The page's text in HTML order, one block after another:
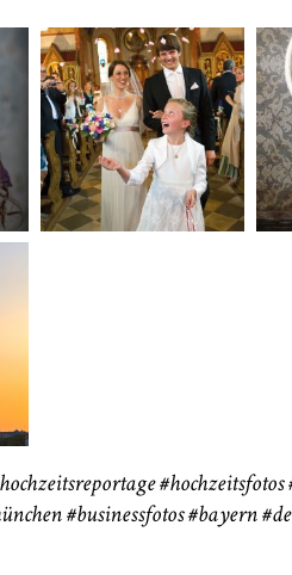
Hochzeit
183
#hochzeitsfotos
#businessfotos#bayern